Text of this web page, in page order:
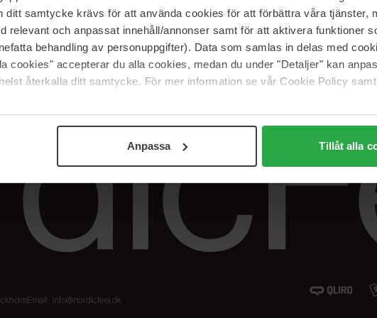
ditt samtycke krävs för att använda cookies för att förbättra våra tjänster,
relevant och anpassat innehåll/annonser samt för att aktivera funktioner
behandling av personuppgifter). Data som samlas in delas med
cookies" accepterar du alla cookies, medan du under "Detaljer" kan
återkalla ditt samtycke. För mer information se vår Cookie Policy
Anpassa Tillåt alla
Samarbejdspartner
reklamationer
Email:
info@nordicfeel.dk